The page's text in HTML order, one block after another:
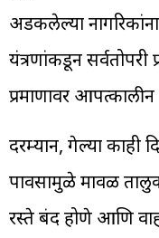
अडकलेल्या
यंत्रणांकडून सर्वतोपरी
प्रमाणावर
दरम्यान, गेल्या काही
पावसामुळे मावळ
रस्ते बंद होणे आणि